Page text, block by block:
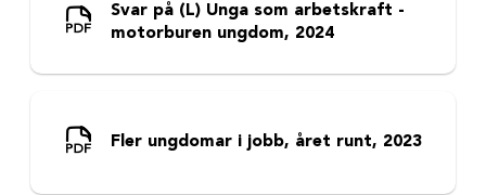
Svar på (L) Unga som arbetskraft -
motorburen ungdom, 2024
Fler ungdomar i jobb, året runt, 2023